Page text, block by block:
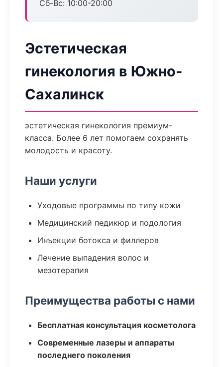
Сб-Вс: 10:00-20:00
Эстетическая
гинекология в Южно-
Сахалинск
эстетическая гинекология премиум-
класса. Более 6 лет помогаем сохранять
молодость и красоту.
Наши услуги
Уходовые программы по типу кожи
Медицинский педикюр и подология
Инъекции ботокса и филлеров
Лечение выпадения волос и
мезотерапия
Преимущества работы с нами
Бесплатная консультация косметолога
Современные лазеры и аппараты
последнего поколения